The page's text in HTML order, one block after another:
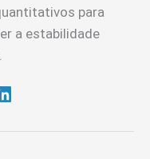
para
a estabilidade